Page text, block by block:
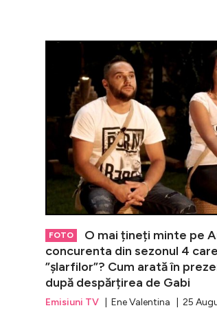
FOTO
O mai țineți minte pe
concurenta din sezonul 4
”șlarfilor”? Cum arată în
după despărțirea de Gabi
Emisiuni TV | Ene Valentina | 25